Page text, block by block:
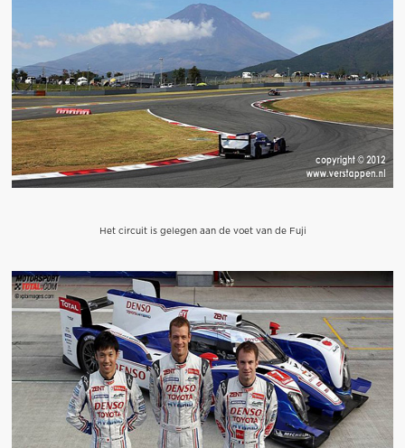
Het circuit is gelegen aan de voet van de Fuji